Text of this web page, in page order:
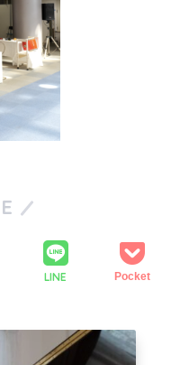
LINE Pocket